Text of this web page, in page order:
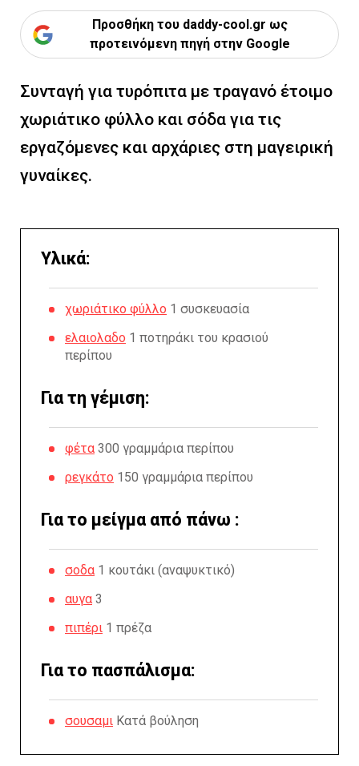
Προσθήκη του daddy-cool.gr ως
προτεινόμενη πηγή στην Google
Συνταγή για τυρόπιτα με τραγανό έτοιμο
χωριάτικο φύλλο και σόδα για τις
εργαζόμενες και αρχάριες στη μαγειρική
γυναίκες.
Υλικά:
χωριάτικο φύλλο 1 συσκευασία
ελαιολαδο 1 ποτηράκι του κρασιού
περίπου
Για τη γέμιση:
φέτα 300 γραμμάρια περίπου
ρεγκάτο 150 γραμμάρια περίπου
Για το μείγμα από πάνω :
σοδα 1 κουτάκι (αναψυκτικό)
αυγα 3
πιπέρι 1 πρέζα
Για το πασπάλισμα:
σουσαμι Κατά βούληση